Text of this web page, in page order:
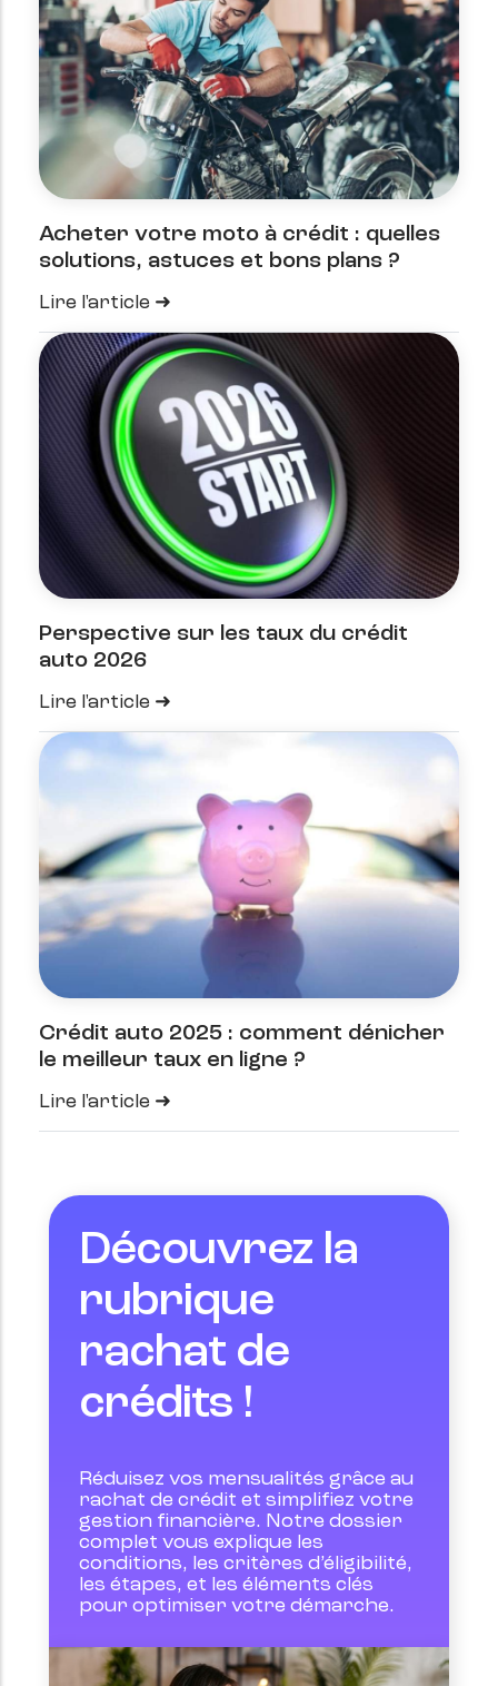
Acheter votre moto à crédit : quelles
solutions, astuces et bons plans ?
Lire l'article
Perspective sur les taux du crédit
auto 2026
Lire l'article
Crédit auto 2025 : comment dénicher
le meilleur taux en ligne ?
Lire l'article
Découvrez la
rubrique
rachat de
crédits !
Réduisez vos mensualités grâce au
rachat de crédit et simplifiez votre
gestion financière. Notre dossier
complet vous explique les
conditions, les critères d’éligibilité,
les étapes, et les éléments clés
pour optimiser votre démarche.